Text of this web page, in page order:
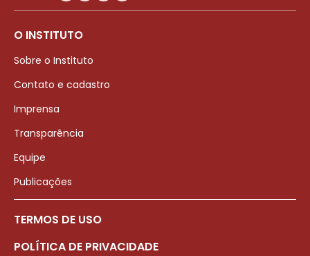
O INSTITUTO
Sobre o Instituto
Contato e cadastro
Imprensa
Transparência
Equipe
Publicações
TERMOS DE USO
POLÍTICA DE PRIVACIDADE